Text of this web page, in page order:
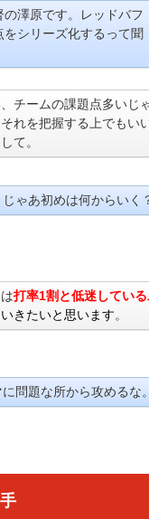
の澤原です。レッドバフ
をシリーズ化するって聞
チームの課題点多いじ
れを把握する上でもい
て。
ゃあ初めは何からいく
打率1割と低迷してい
きたいと思います。
問題な所から攻めるな。